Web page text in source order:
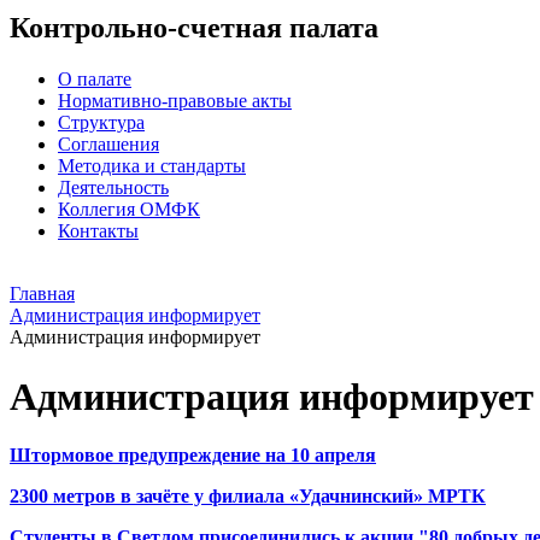
Контрольно-счетная палата
О палате
Нормативно-правовые акты
Структура
Соглашения
Методика и стандарты
Деятельность
Коллегия ОМФК
Контакты
Главная
Администрация информирует
Администрация информирует
Администрация информирует
Штормовое предупреждение на 10 апреля
2300 метров в зачёте у филиала «Удачнинский» МРТК